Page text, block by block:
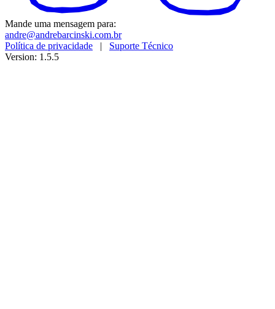
Mande uma mensagem para:
andre@andrebarcinski.com.br
Política de privacidade | Suporte Técnico
Version: 1.5.5